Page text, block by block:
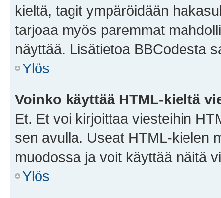
kieltä, tagit ympäröidään
tarjoaa myös paremmat
näyttää. Lisätietoa BBCodesta
Ylös
Voinko käyttää HTML-kieltä
Et. Et voi kirjoittaa viesteihin
sen avulla. Useat HTML-kielen
muodossa ja voit käyttää näitä
Ylös